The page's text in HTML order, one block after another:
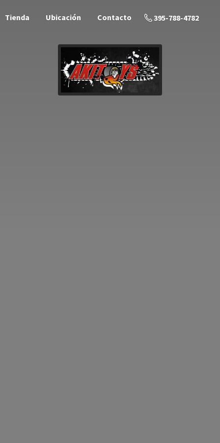
Tienda Ubicación Contacto 395-788-4782